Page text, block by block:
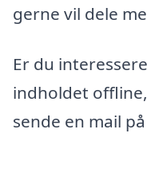
gerne vil dele
Er du
indholdet
sende en mail